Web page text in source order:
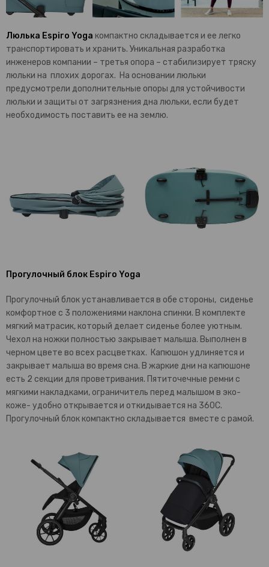
Люлька Espiro Yoga компактно складывается и ее легко
транспортировать и хранить. Уникальная разработка
инженеров компании – третья опора – стабилизирует тряску
люльки на плохих дорогах. На основании люльки
предусмотрели дополнительные опоры для устойчивости
люльки и защиты от загрязнения дна люльки, если будет
необходимость поставить ее на землю.
Прогулочный блок Espiro Yoga
Прогулочный блок устанавливается в обе стороны, сиденье
комфортное с 3 положениями наклона спинки. В комплекте
мягкий матрасик, который делает сиденье более уютным.
Чехол на ножки полностью закрывает малыша. Выполнен в
черном цвете во всех расцветках. Капюшон удлиняется и
закрывает малыша во время сна. В жаркие дни на капюшоне
есть 2 секции для проветривания. Пятиточечные ремни с
мягкими накладками, ограничитель перед малышом в эко-
коже- удобно открывается и откидывается на 360С.
Прогулочный блок компактно складывается вместе с рамой.